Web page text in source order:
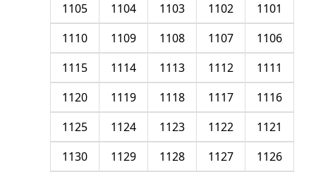
1101
1102
1103
1104
1105
1106
1107
1108
1109
1110
1111
1112
1113
1114
1115
1116
1117
1118
1119
1120
1121
1122
1123
1124
1125
1126
1127
1128
1129
1130